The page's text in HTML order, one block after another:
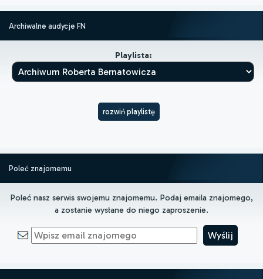
Archiwalne audycje FN
Playlista:
rozwiń playlistę
Poleć znajomemu
Poleć nasz serwis swojemu znajomemu. Podaj emaila znajomego,
a zostanie wysłane do niego zaproszenie.